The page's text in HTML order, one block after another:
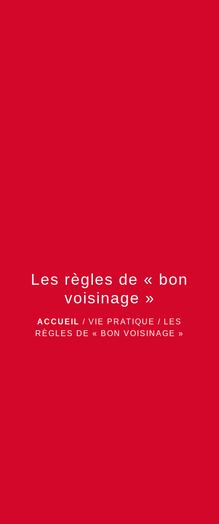
Les règles de « bon
voisinage »
ACCUEIL / VIE PRATIQUE / LES
RÈGLES DE « BON VOISINAGE »